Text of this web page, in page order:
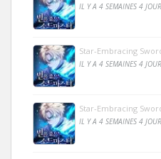
IL Y A 4 SEMAINES 4
Star-Embracing
IL Y A 4 SEMAINES 4
Star-Embracing
IL Y A 4 SEMAINES 4